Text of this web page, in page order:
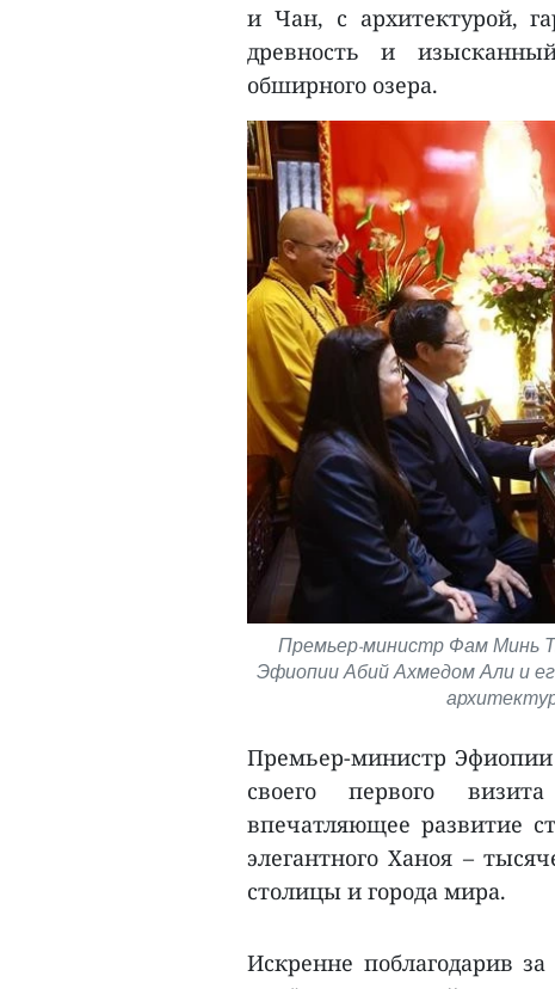
и Чан, с архитектурой,
древность и
обширного озера.
Премьер-министр Фам Минь
Эфиопии Абий Ахмедом Али и
Премьер-министр Эфиопии
своего первого
впечатляющее развитие
элегантного Ханоя –
столицы и города мира.
Искренне поблагодарив